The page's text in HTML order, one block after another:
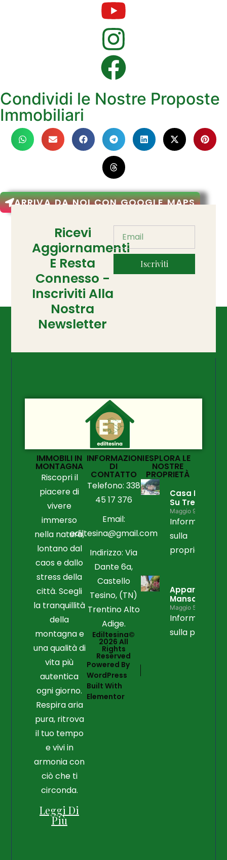
Condividi le Nostre Proposte
Immobiliari
ARRIVA DA NOI CON GOOGLE MAPS
Ricevi
Aggiornamenti
E Resta
Connesso -
Inscriviti Alla
Nostra
Newsletter
Iscriviti
IMMOBILI IN
MONTAGNA
Riscopri il
piacere di
vivere
immerso
nella natura,
lontano dal
caos e dallo
stress della
città. Scegli
la tranquillità
della
montagna e
una qualità di
vita più
autentica
ogni giorno.
Respira aria
pura, ritrova
il tuo tempo
e vivi in
armonia con
ciò che ti
circonda.
Leggi Di
Più
INFORMAZIONI
DI
CONTATTO
Telefono: 338
45 17 376
Email:
ediltesina@gmail.com
Indirizzo: Via
Dante 6a,
Castello
Tesino, (TN)
Trentino Alto
Adige.
Ediltesina©
2026 All
Rights
Reserved
Powered By
WordPress
Built With
Elementor
ESPLORA LE
NOSTRE
PROPRIETÀ
Casa Libera
Su Tre Lati
Maggio 9, 2026
Informazioni
sulla
proprietà
Mansardato
Maggio 5, 2026
Informazioni
sulla